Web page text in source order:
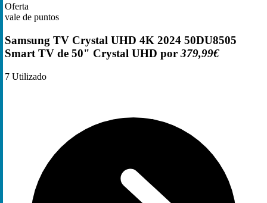
Oferta
vale de puntos
Samsung TV Crystal UHD 4K 2024 50DU8505
Smart TV de 50" Crystal UHD por 379,99€
7 Utilizado